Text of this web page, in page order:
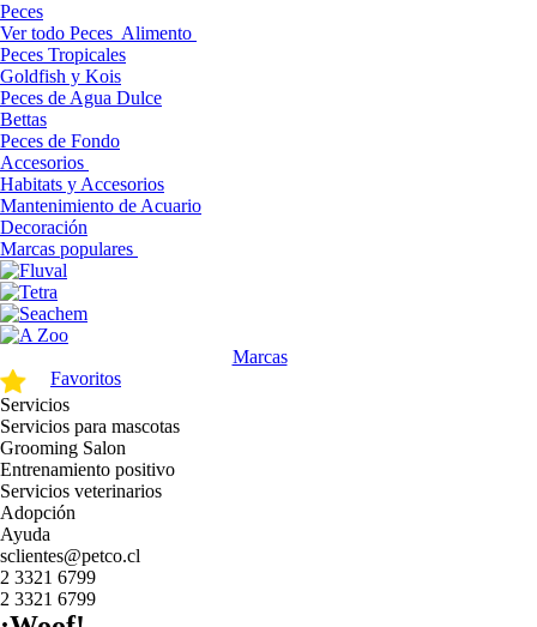
Peces
Ver todo Peces Alimento
Peces Tropicales
Goldfish y Kois
Peces de Agua Dulce
Bettas
Peces de Fondo
Accesorios
Habitats y Accesorios
Mantenimiento de Acuario
Decoración
Marcas populares
Marcas
Favoritos
Servicios
Servicios para mascotas
Grooming Salon
Entrenamiento positivo
Servicios veterinarios
Adopción
Ayuda
sclientes@petco.cl
2 3321 6799
2 3321 6799